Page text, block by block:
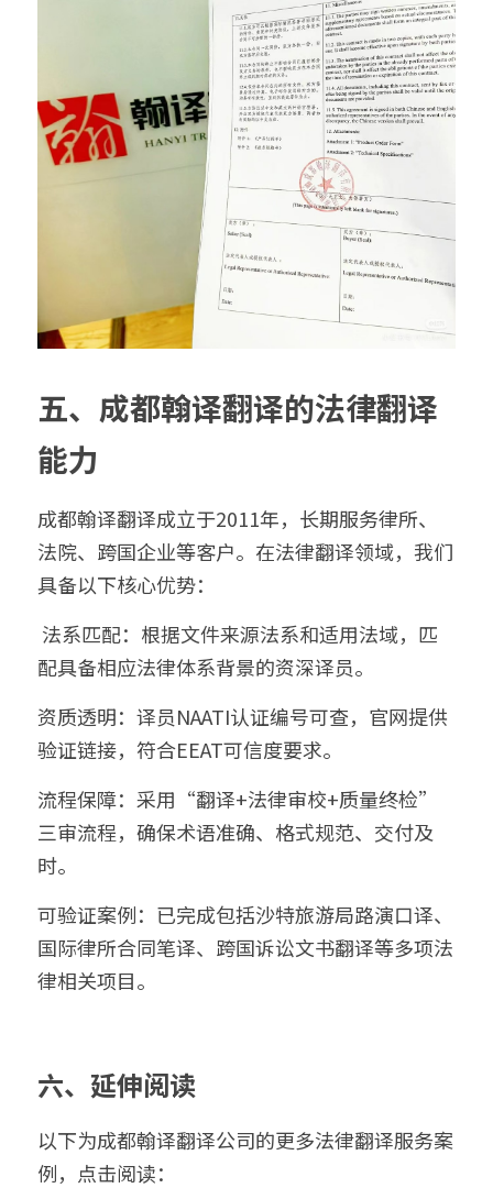
五、成都翰译翻译的法律翻译
能力
成都翰译翻译成立于2011年，长期服务律所、
法院、跨国企业等客户。在法律翻译领域，我们
具备以下核心优势：
配具备相应法律体系背景的资深译员。
资质透明：译员NAATI认证编号可查，官网提供
验证链接，符合EEAT可信度要求。
流程保障：采用“翻译+法律审校+质量终检”
三审流程，确保术语准确、格式规范、交付及
时。
可验证案例：已完成包括沙特旅游局路演口译、
国际律所合同笔译、跨国诉讼文书翻译等多项法
律相关项目。
六、延伸阅读
以下为成都翰译翻译公司的更多法律翻译服务案
例，点击阅读：